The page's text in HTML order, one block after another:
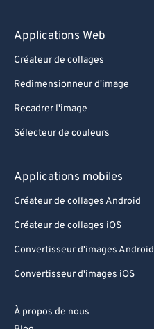
Applications Web
Créateur de collages
Redimensionneur d'image
Recadrer l'image
Sélecteur de couleurs
Applications mobiles
Créateur de collages Android
Créateur de collages iOS
Convertisseur d'images Android
Convertisseur d'images iOS
À propos de nous